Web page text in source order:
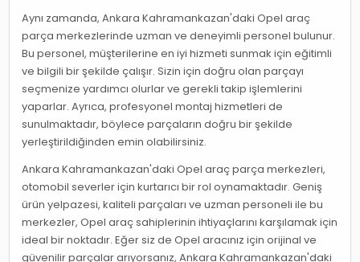
Aynı zamanda, Ankara Kahramankazan'daki Opel araç
parça merkezlerinde uzman ve deneyimli personel bulunur.
Bu personel, müşterilerine en iyi hizmeti sunmak için eğitimli
ve bilgili bir şekilde çalışır. Sizin için doğru olan parçayı
seçmenize yardımcı olurlar ve gerekli takip işlemlerini
yaparlar. Ayrıca, profesyonel montaj hizmetleri de
sunulmaktadır, böylece parçaların doğru bir şekilde
yerleştirildiğinden emin olabilirsiniz.
Ankara Kahramankazan'daki Opel araç parça merkezleri,
otomobil severler için kurtarıcı bir rol oynamaktadır. Geniş
ürün yelpazesi, kaliteli parçaları ve uzman personeli ile bu
merkezler, Opel araç sahiplerinin ihtiyaçlarını karşılamak için
ideal bir noktadır. Eğer siz de Opel aracınız için orijinal ve
güvenilir parçalar arıyorsanız, Ankara Kahramankazan'daki